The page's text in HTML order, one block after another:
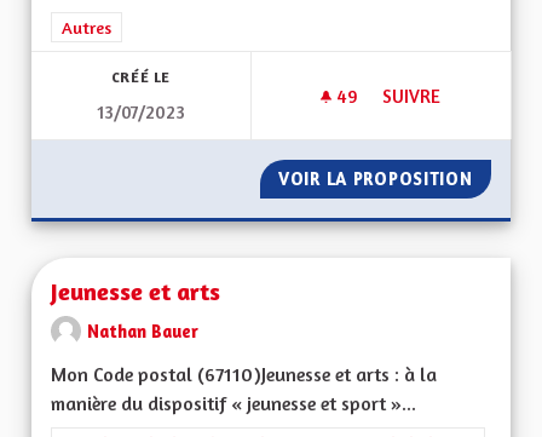
Filtrer les résultats de la catégorie : Autres
Autres
CRÉÉ LE
13/07/2023
49 49 ABONNÉS
SUIVRE
VOIR LA PROPOSITION POUR
Jeunesse et arts
Nathan Bauer
Mon Code postal (67110)Jeunesse et arts : à la
manière du dispositif « jeunesse et sport »...